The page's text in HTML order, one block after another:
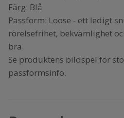
Färg: Blå
Passform: Loose - ett ledigt
rörelsefrihet, bekvämlighet
bra.
Se produktens bildspel för
passformsinfo.